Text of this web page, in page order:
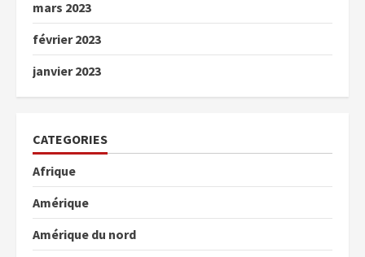
mars 2023
février 2023
janvier 2023
CATEGORIES
Afrique
Amérique
Amérique du nord